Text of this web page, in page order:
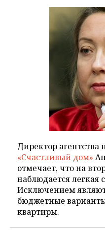
Директор
«Счастливый дом»
отмечает, что на
наблюдается легкая
Исключением
бюджетные
квартиры.